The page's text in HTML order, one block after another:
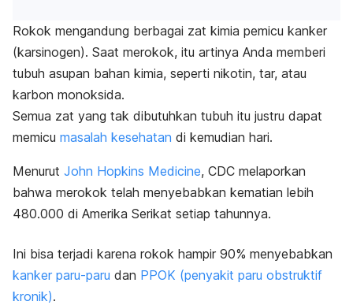
Rokok mengandung berbagai zat kimia pemicu kanker
(karsinogen). Saat merokok, itu artinya Anda memberi
tubuh asupan bahan kimia, seperti nikotin, tar, atau
karbon monoksida.
Semua zat yang tak dibutuhkan tubuh itu justru dapat
memicu masalah kesehatan di kemudian hari.
Menurut John Hopkins Medicine, CDC melaporkan
bahwa merokok telah menyebabkan kematian lebih
480.000 di Amerika Serikat setiap tahunnya.
Ini bisa terjadi karena rokok hampir 90% menyebabkan
kanker paru-paru dan PPOK (penyakit paru obstruktif
kronik).